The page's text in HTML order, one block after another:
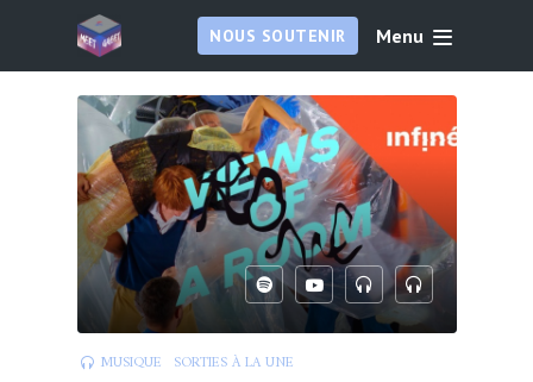
NOUS SOUTENIR Menu
MUSIQUE SORTIES À LA UNE